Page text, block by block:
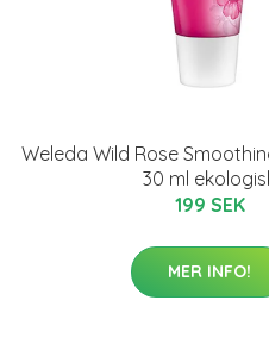
Weleda Wild Rose
30 ml
199 SEK
MER INFO!